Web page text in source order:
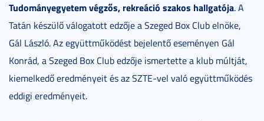
Tudományegyetem végzős, rekreáció szakos hallgatója. A
Tatán készülő válogatott edzője a Szeged Box Club elnöke,
Gál László. Az együttműködést bejelentő eseményen Gál
Konrád, a Szeged Box Club edzője ismertette a klub múltját,
kiemelkedő eredményeit és az SZTE-vel való együttműködés
eddigi eredményeit.